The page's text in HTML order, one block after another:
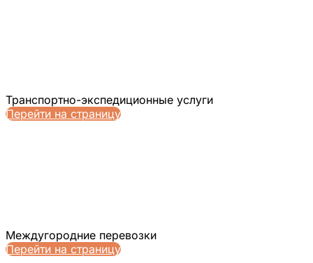
Транспортно-экспедиционные услуги
Перейти на страницу
Междугородние перевозки
Перейти на страницу